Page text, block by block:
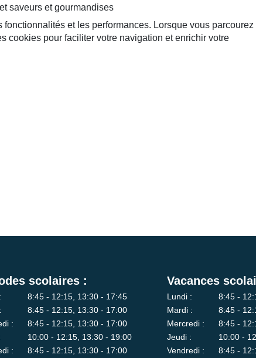
saveurs et gourmandises
et les performances. Lorsque vous parcourez
cookies pour faciliter votre navigation et enrichir votre
scolaires :
8:45 - 12:15, 13:30 - 17:45
8:45 - 12:15, 13:30 - 17:00
:
8:45 - 12:15, 13:30 - 17:00
10:00 - 12:15, 13:30 - 19:00
:
8:45 - 12:15, 13:30 - 17:00
Vacances
Lundi :
8:45 -
Mardi :
8:45 -
Mercredi :
8:45 -
Jeudi :
10:00 -
Vendredi :
8:45 -